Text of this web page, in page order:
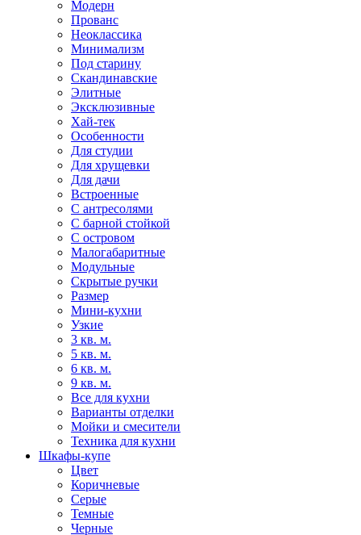
Модерн
Прованс
Неоклассика
Минимализм
Под старину
Скандинавские
Элитные
Эксклюзивные
Хай-тек
Особенности
Для студии
Для хрущевки
Для дачи
Встроенные
С антресолями
С барной стойкой
С островом
Малогабаритные
Модульные
Скрытые ручки
Размер
Мини-кухни
Узкие
3 кв. м.
5 кв. м.
6 кв. м.
9 кв. м.
Все для кухни
Варианты отделки
Мойки и смесители
Техника для кухни
Шкафы-купе
Цвет
Коричневые
Серые
Темные
Черные